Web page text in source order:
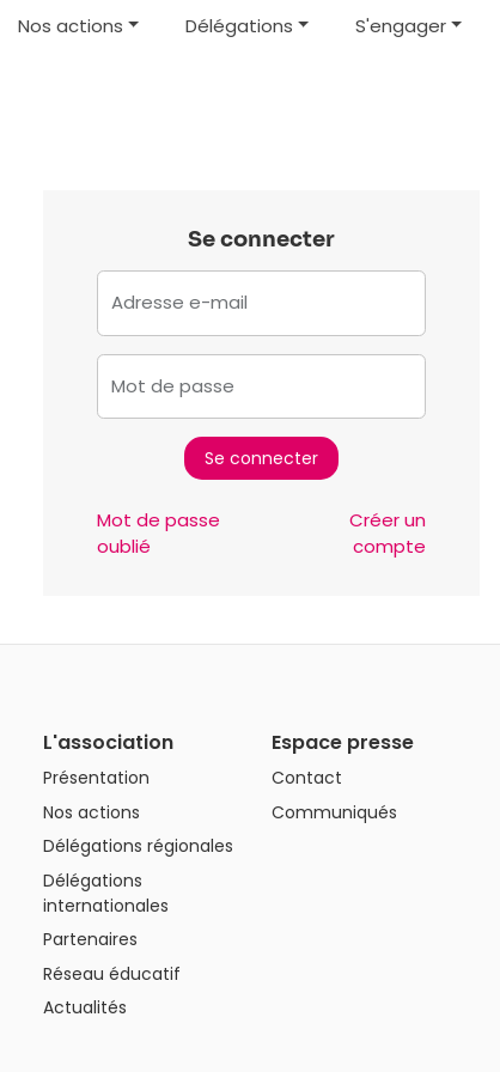
Nos actions Délégations S'engager
Se connecter
Adresse e-mail
Mot de passe
Mot de passe
oublié
Créer un
compte
L'association
Présentation
Nos actions
Délégations régionales
Délégations
internationales
Partenaires
Réseau éducatif
Actualités
Espace presse
Contact
Communiqués